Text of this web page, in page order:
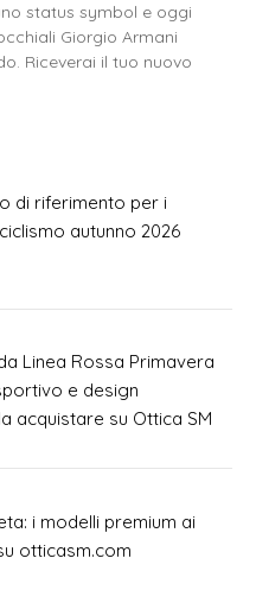
status symbol e oggi
Giorgio Armani
Riceverai il tuo nuovo
di riferimento per i
autunno 2026
Linea Rossa Primavera
e design
acquistare su Ottica SM
i modelli premium ai
otticasm.com